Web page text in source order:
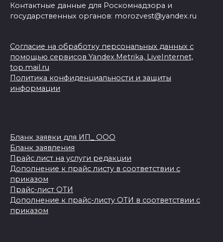
Контактные данные для Роскомнадзора и
государственных органов: morozvest@yandex.ru
Согласие на обработку персональных данных с
помощью сервисов Yandex.Metrika, LiveInternet,
top.mail.ru
Политика конфиденциальности и защиты
информации
Бланк заявки для ИП_ ООО
Бланк заявления
Прайс лист на услуги редакции
Дополнение к прайс листу в соответствии с
приказом
Прайс-лист ОТИ
Дополнение к прайс-листу ОТИ в соответствии с
приказом